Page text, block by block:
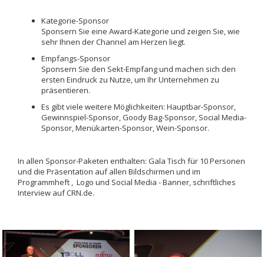
Kategorie-Sponsor
Sponsern Sie eine Award-Kategorie und zeigen Sie, wie
sehr Ihnen der Channel am Herzen liegt.
Empfangs-Sponsor
Sponsern Sie den Sekt-Empfang und machen sich den
ersten Eindruck zu Nutze, um Ihr Unternehmen zu
präsentieren.
Es gibt viele weitere Möglichkeiten: Hauptbar-Sponsor,
Gewinnspiel-Sponsor, Goody Bag-Sponsor, Social Media-
Sponsor, Menükarten-Sponsor, Wein-Sponsor.
In allen Sponsor-Paketen enthalten: Gala Tisch für 10 Personen
und die Präsentation auf allen Bildschirmen und im
Programmheft , Logo und Social Media - Banner, schriftliches
Interview auf CRN.de.